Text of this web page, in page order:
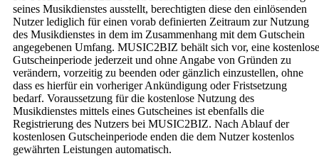
seines Musikdienstes ausstellt, berechtigten diese den einlösenden
Nutzer lediglich für einen vorab definierten Zeitraum zur Nutzung
des Musikdienstes in dem im Zusammenhang mit dem Gutschein
angegebenen Umfang. MUSIC2BIZ behält sich vor, eine kostenlose
Gutscheinperiode jederzeit und ohne Angabe von Gründen zu
verändern, vorzeitig zu beenden oder gänzlich einzustellen, ohne
dass es hierfür ein vorheriger Ankündigung oder Fristsetzung
bedarf. Voraussetzung für die kostenlose Nutzung des
Musikdienstes mittels eines Gutscheines ist ebenfalls die
Registrierung des Nutzers bei MUSIC2BIZ. Nach Ablauf der
kostenlosen Gutscheinperiode enden die dem Nutzer kostenlos
gewährten Leistungen automatisch.